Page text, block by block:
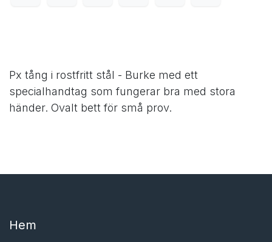
Px tång i rostfritt stål - Burke med ett
specialhandtag som fungerar bra med stora
händer. Ovalt bett för små prov.
Hem​​